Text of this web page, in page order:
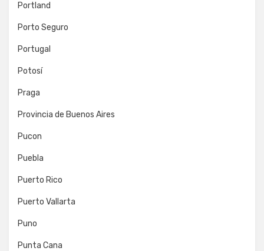
Portland
Porto Seguro
Portugal
Potosí
Praga
Provincia de Buenos Aires
Pucon
Puebla
Puerto Rico
Puerto Vallarta
Puno
Punta Cana